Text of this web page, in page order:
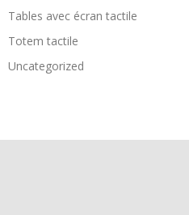
Tables avec écran tactile
Totem tactile
Uncategorized